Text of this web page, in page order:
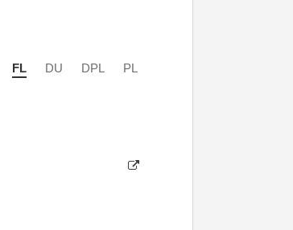
FL DU DPL PL